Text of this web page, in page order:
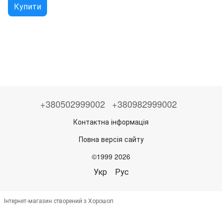
Купити
+380502999002 +380982999002
Контактна інформація
Повна версія сайту
©1999 2026
Укр Рус
Інтернет-магазин створений з Хорошоп